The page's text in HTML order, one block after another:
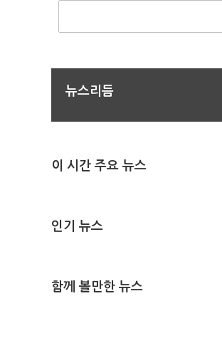
뉴스리듬
이 시간 주요 뉴스
인기 뉴스
함께 볼만한 뉴스